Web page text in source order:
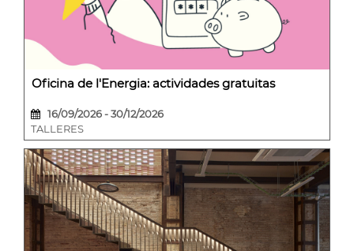
Oficina de l'Energia: actividades gratuitas
16/09/2026 - 30/12/2026
TALLERES